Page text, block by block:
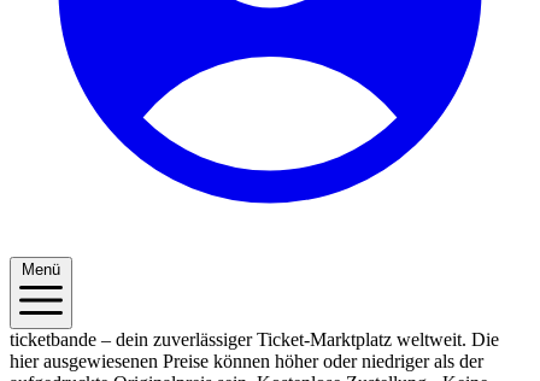
Menü
ticketbande – dein zuverlässiger Ticket-Marktplatz weltweit. Die
hier ausgewiesenen Preise können höher oder niedriger als der